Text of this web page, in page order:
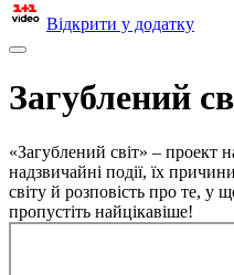
Відкрити у додатку
Загублений
«Загублений світ» – проект
надзвичайні події, їх
світу й розповість про те, у
пропустіть найцікавіше!